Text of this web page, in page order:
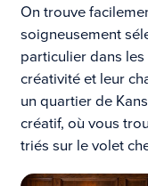
On trouve
soigneusement
particulier dans
créativité et leur
un quartier de
créatif, où vous
triés sur le volet